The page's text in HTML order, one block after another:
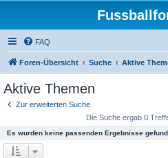
FAQ
Foren-Übersicht Suche Aktive
Aktive Themen
Zur erweiterten Suche
Die Suche ergab 0
Es wurden keine passenden Ergebnisse